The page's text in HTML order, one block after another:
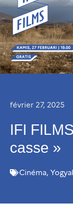
février 27, 2025
IFI
casse »
Cinéma,